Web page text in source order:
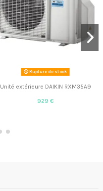
Rupture de stock
Unité extérieure DAIKIN RXM35A9
929 €